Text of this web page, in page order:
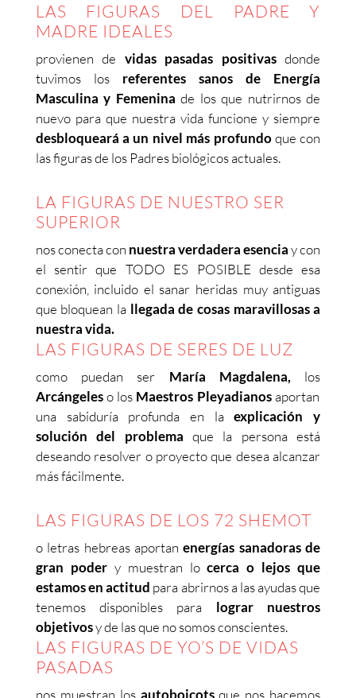
LAS FIGURAS DEL PADRE Y
MADRE IDEALES
provienen de vidas pasadas positivasdonde
tuvimos los referentes sanos de Energía
Masculina y Femenina de los que nutrirnos de
nuevo para que nuestra vida funcione y siempre
desbloqueará a un nivel más profundoque con
las figuras de los Padres biológicos actuales.
LA FIGURAS DE NUESTRO SER
SUPERIOR
nos conecta con nuestra verdadera esenciay con
el sentir que TODO ES POSIBLE desde esa
conexión, incluido el sanar heridas muy antiguas
que bloquean la llegada de cosas maravillosas a
nuestra vida.
LAS FIGURAS DE SERES DE LUZ
como puedan ser María Magdalena, los
Arcángeleso los Maestros Pleyadianosaportan
una sabiduría profunda en laexplicación y
solución del problema que la persona está
deseando resolver o proyecto que desea alcanzar
más fácilmente.
LAS FIGURAS DE LOS 72 SHEMOT
o letras hebreas aportanenergías sanadoras de
gran poder y muestran locerca o lejos que
estamos en actitud para abrirnos a las ayudas que
tenemos disponibles para lograr nuestros
objetivosy de las que no somos conscientes.
LAS FIGURAS DE YO’S DE VIDAS
PASADAS
nos muestran los autoboicotsque nos hacemos